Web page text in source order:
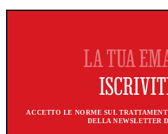
ACCETTO LE NORME SUL
DELLA NEWSLETTER